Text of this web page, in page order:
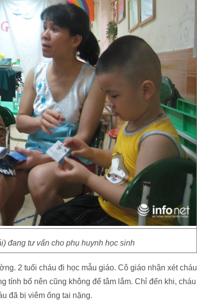
đang tư vấn cho phụ huynh học sinh
2 tuổi cháu đi học mẫu giáo. Cô giáo nhận xét cháu
tính bố nên cũng không để tâm lắm. Chỉ đến khi, cháu
đã bị viêm ống tai nặng.